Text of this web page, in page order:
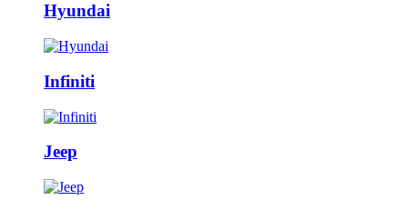
Hyundai
Infiniti
Jeep